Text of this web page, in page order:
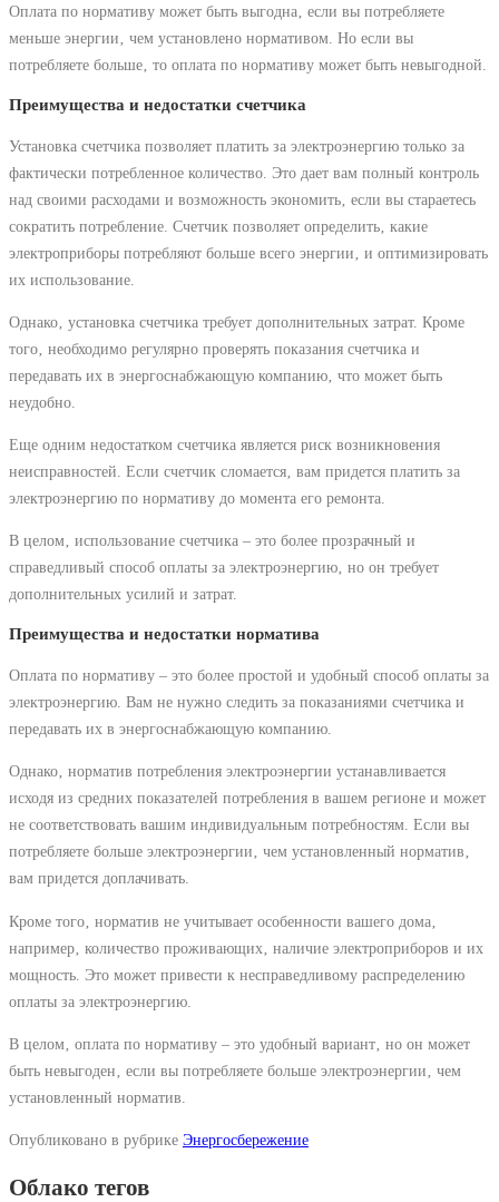
Оплата по нормативу может быть выгодна‚ если вы потребляете
меньше энергии‚ чем установлено нормативом. Но если вы
потребляете больше‚ то оплата по нормативу может быть невыгодной.
Преимущества и недостатки счетчика
Установка счетчика позволяет платить за электроэнергию только за
фактически потребленное количество. Это дает вам полный контроль
над своими расходами и возможность экономить‚ если вы стараетесь
сократить потребление. Счетчик позволяет определить‚ какие
электроприборы потребляют больше всего энергии‚ и оптимизировать
их использование.
Однако‚ установка счетчика требует дополнительных затрат. Кроме
того‚ необходимо регулярно проверять показания счетчика и
передавать их в энергоснабжающую компанию‚ что может быть
неудобно.
Еще одним недостатком счетчика является риск возникновения
неисправностей. Если счетчик сломается‚ вам придется платить за
электроэнергию по нормативу до момента его ремонта.
В целом‚ использование счетчика – это более прозрачный и
справедливый способ оплаты за электроэнергию‚ но он требует
дополнительных усилий и затрат.
Преимущества и недостатки норматива
Оплата по нормативу – это более простой и удобный способ оплаты за
электроэнергию. Вам не нужно следить за показаниями счетчика и
передавать их в энергоснабжающую компанию.
Однако‚ норматив потребления электроэнергии устанавливается
исходя из средних показателей потребления в вашем регионе и может
не соответствовать вашим индивидуальным потребностям. Если вы
потребляете больше электроэнергии‚ чем установленный норматив‚
вам придется доплачивать.
Кроме того‚ норматив не учитывает особенности вашего дома‚
например‚ количество проживающих‚ наличие электроприборов и их
мощность. Это может привести к несправедливому распределению
оплаты за электроэнергию.
В целом‚ оплата по нормативу – это удобный вариант‚ но он может
быть невыгоден‚ если вы потребляете больше электроэнергии‚ чем
установленный норматив.
Опубликовано в рубрике Энергосбережение
Облако тегов